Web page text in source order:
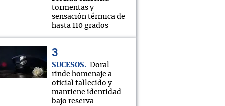
tormentas y
sensación térmica de
hasta 110 grados
SUCESOS
Doral
rinde homenaje a
oficial fallecido y
mantiene identidad
bajo reserva